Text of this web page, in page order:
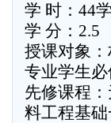
学 时：44
学 分：2.5
授课对象
专业学生必
先修课程
料工程基